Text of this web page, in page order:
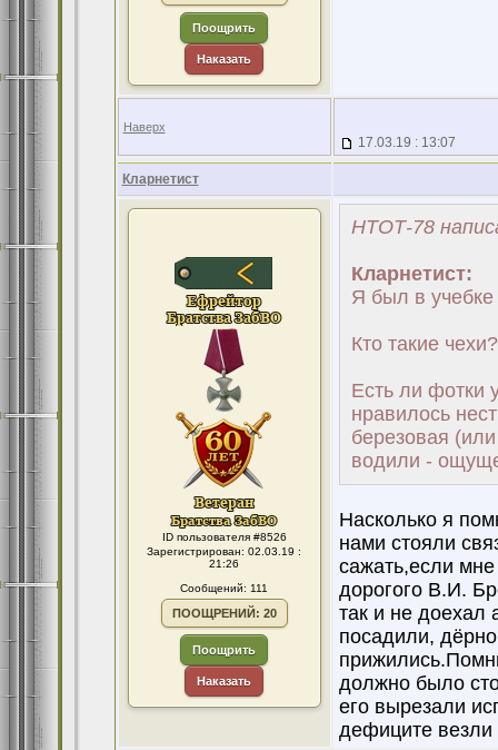
Поощрить
Наказать
Наверх
17.03.19 : 13:07
Кларнетист
ID пользователя #8526
Зарегистрирован: 02.03.19 :
21:26
Сообщений: 111
ПООЩРЕНИЙ: 20
Поощрить
Наказать
НТОТ-78
Кларнетист:
Я был в учебке
Кто такие
Есть ли фотки
нравилось
березовая
водили -
Насколько я
нами стояли
сажать,если мне
дорогого В.И.
так и не доехал
посадили,
должно было
его вырезали
дефиците